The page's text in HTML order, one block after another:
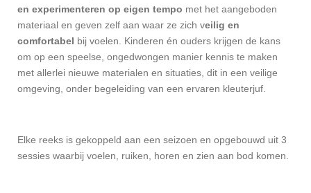
en experimenteren op eigen tempo met het aangeboden
materiaal en geven zelf aan waar ze zich veilig en
comfortabel bij voelen. Kinderen én ouders krijgen de kans
om op een speelse, ongedwongen manier kennis te maken
met allerlei nieuwe materialen en situaties, dit in een veilige
omgeving, onder begeleiding van een ervaren kleuterjuf.
Elke reeks is gekoppeld aan een seizoen en opgebouwd uit 3
sessies waarbij voelen, ruiken, horen en zien aan bod komen.